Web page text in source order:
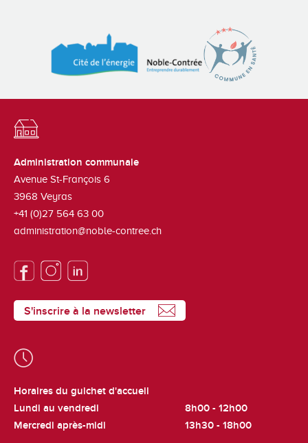
Administration communale
Avenue St-François 6
3968 Veyras
+41 (0)27 564 63 00
administration@noble-contree.ch
S'inscrire à la newsletter
Horaires du guichet d'accueil
Lundi au vendredi
8h00 - 12h00
Mercredi après-midi
13h30 - 18h00